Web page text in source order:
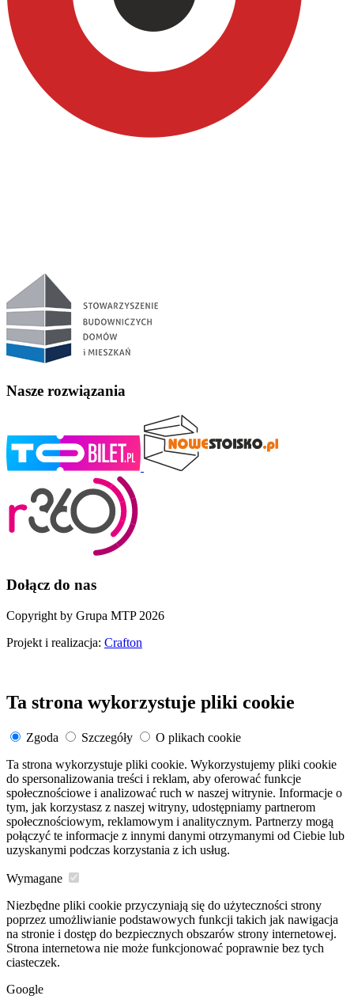
Nasze rozwiązania
Dołącz do nas
Copyright by Grupa MTP 2026
Projekt i realizacja: Crafton
Ta strona wykorzystuje pliki cookie
Zgoda Szczegóły
O plikach cookie
Ta strona wykorzystuje pliki cookie. Wykorzystujemy pliki cookie
do spersonalizowania treści i reklam, aby oferować funkcje
społecznościowe i analizować ruch w naszej witrynie. Informacje o
tym, jak korzystasz z naszej witryny, udostępniamy partnerom
społecznościowym, reklamowym i analitycznym. Partnerzy mogą
połączyć te informacje z innymi danymi otrzymanymi od Ciebie lub
uzyskanymi podczas korzystania z ich usług.
Wymagane
Niezbędne pliki cookie przyczyniają się do użyteczności strony
poprzez umożliwianie podstawowych funkcji takich jak nawigacja
na stronie i dostęp do bezpiecznych obszarów strony internetowej.
Strona internetowa nie może funkcjonować poprawnie bez tych
ciasteczek.
Google